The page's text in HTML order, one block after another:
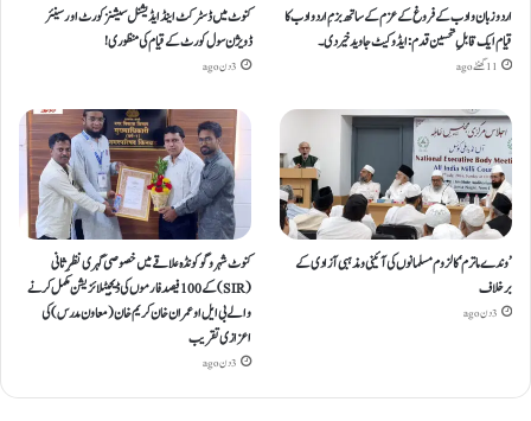
اردو زبان و ادب کے فروغ کے عزم کے ساتھ بزمِ اردو ادب کا
قیام ایک قابلِ تحسین قدم : ایڈوکیٹ جاوید خیردی۔
11 گھنٹے ago
کنوٹ میں ڈسٹرکٹ اینڈ ایڈیشنل سیشنز کورٹ اور سینئر
ڈویژن سول کورٹ کے قیام کی منظوری!
3 دن ago
’وندے ماترم‘ کا لزوم مسلمانوں کی آئینی ومذہبی آزادی کے
برخلاف
3 دن ago
کنوٹ شہر و گوکونڈہ علاقے میں خصوصی گہری نظرِ ثانی
(SIR) کے 100 فیصد فارموں کی ڈیجیٹلائزیشن مکمل کرنے
والے بی ایل او عمران خان کریم خان (معاون مدرس) کی
اعزازی تقریب
3 دن ago